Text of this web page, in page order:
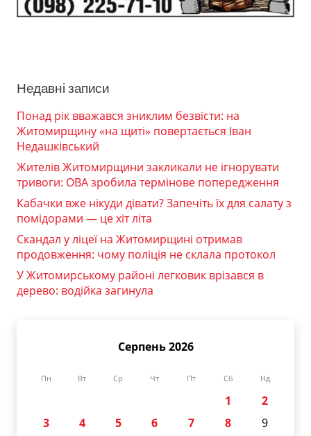
Недавні записи
Понад рік вважався зниклим безвісти: на
Житомирщину «на щиті» повертається Іван
Недашківський
Жителів Житомирщини закликали не ігнорувати
тривоги: ОВА зробила термінове попередження
Кабачки вже нікуди дівати? Запечіть їх для салату з
помідорами — це хіт літа
Скандал у ліцеї на Житомирщині отримав
продовження: чому поліція не склала протокол
У Житомирському районі легковик врізався в
дерево: водійка загинула
Серпень 2026
Пн Вт Ср Чт Пт Сб Нд
1
2
3
4 5 6 7 8
9